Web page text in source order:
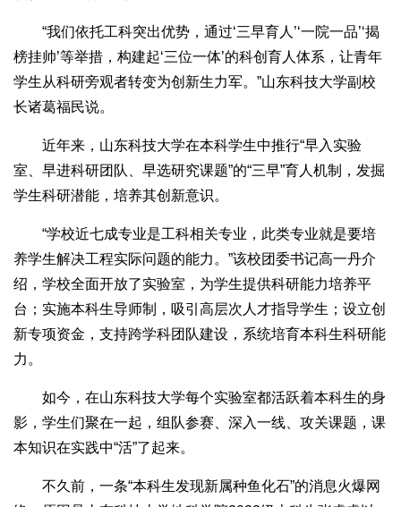
“我们依托工科突出优势，通过‘三早育人’‘一院一品’‘揭
榜挂帅’等举措，构建起‘三位一体’的科创育人体系，让青年
学生从科研旁观者转变为创新生力军。”山东科技大学副校
长诸葛福民说。
近年来，山东科技大学在本科学生中推行“早入实验
室、早进科研团队、早选研究课题”的“三早”育人机制，发掘
学生科研潜能，培养其创新意识。
“学校近七成专业是工科相关专业，此类专业就是要培
养学生解决工程实际问题的能力。”该校团委书记高一丹介
绍，学校全面开放了实验室，为学生提供科研能力培养平
台；实施本科生导师制，吸引高层次人才指导学生；设立创
新专项资金，支持跨学科团队建设，系统培育本科生科研能
力。
如今，在山东科技大学每个实验室都活跃着本科生的身
影，学生们聚在一起，组队参赛、深入一线、攻关课题，课
本知识在实践中“活”了起来。
不久前，一条“本科生发现新属种鱼化石”的消息火爆网